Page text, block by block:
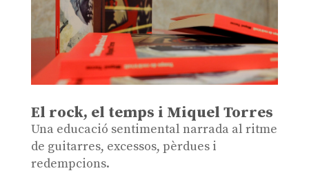
El rock, el temps i Miquel Torres
Una educació sentimental narrada al ritme
de guitarres, excessos, pèrdues i
redempcions.